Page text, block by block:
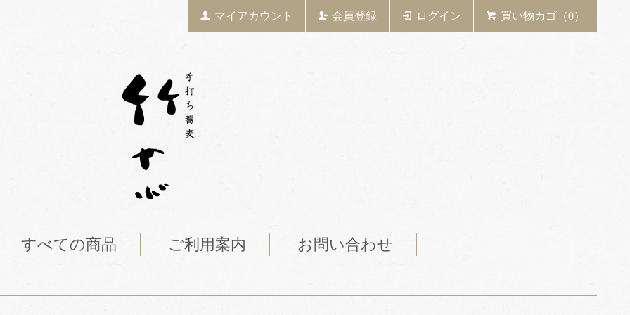
買い物カゴ（0）
ログイン
会員登録
マイアカウント
すべての商品 ご利用案内 お問い合わせ